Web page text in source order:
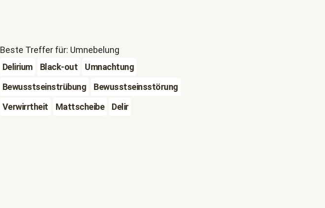
Beste Treffer für: Umnebelung
Delirium
Black-out
Umnachtung
Bewusstseinstrübung
Bewusstseinsstörung
Verwirrtheit
Mattscheibe Delir